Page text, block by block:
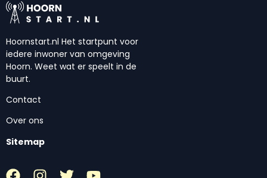
Hoornstart.nl Het startpunt voor
iedere inwoner van omgeving
Hoorn. Weet wat er speelt in de
buurt.
Contact
Over ons
Sitemap